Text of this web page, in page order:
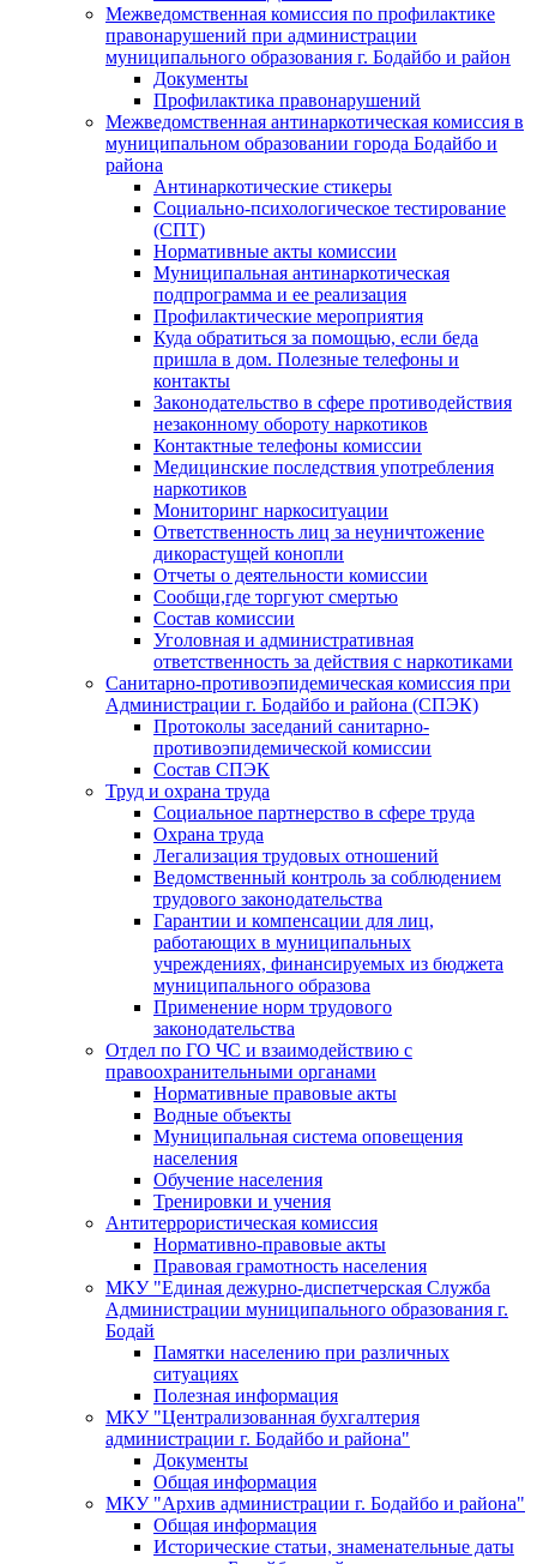
Межведомственная комиссия по профилактике
правонарушений при администрации
муниципального образования г. Бодайбо и район
Документы
Профилактика правонарушений
Межведомственная антинаркотическая комиссия в
муниципальном образовании города Бодайбо и
района
Антинаркотические стикеры
Социально-психологическое тестирование
(СПТ)
Нормативные акты комиссии
Муниципальная антинаркотическая
подпрограмма и ее реализация
Профилактические мероприятия
Куда обратиться за помощью, если беда
пришла в дом. Полезные телефоны и
контакты
Законодательство в сфере противодействия
незаконному обороту наркотиков
Контактные телефоны комиссии
Медицинские последствия употребления
наркотиков
Мониторинг наркоситуации
Ответственность лиц за неуничтожение
дикорастущей конопли
Отчеты о деятельности комиссии
Сообщи,где торгуют смертью
Состав комиссии
Уголовная и административная
ответственность за действия с наркотиками
Санитарно-противоэпидемическая комиссия при
Администрации г. Бодайбо и района (СПЭК)
Протоколы заседаний санитарно-
противоэпидемической комиссии
Состав СПЭК
Труд и охрана труда
Социальное партнерство в сфере труда
Охрана труда
Легализация трудовых отношений
Ведомственный контроль за соблюдением
трудового законодательства
Гарантии и компенсации для лиц,
работающих в муниципальных
учреждениях, финансируемых из бюджета
муниципального образова
Применение норм трудового
законодательства
Отдел по ГО ЧС и взаимодействию с
правоохранительными органами
Нормативные правовые акты
Водные объекты
Муниципальная система оповещения
населения
Обучение населения
Тренировки и учения
Антитеррористическая комиссия
Нормативно-правовые акты
Правовая грамотность населения
МКУ "Единая дежурно-диспетчерская Служба
Администрации муниципального образования г.
Бодай
Памятки населению при различных
ситуациях
Полезная информация
МКУ "Централизованная бухгалтерия
администрации г. Бодайбо и района"
Документы
Общая информация
МКУ "Архив администрации г. Бодайбо и района"
Общая информация
Исторические статьи, знаменательные даты